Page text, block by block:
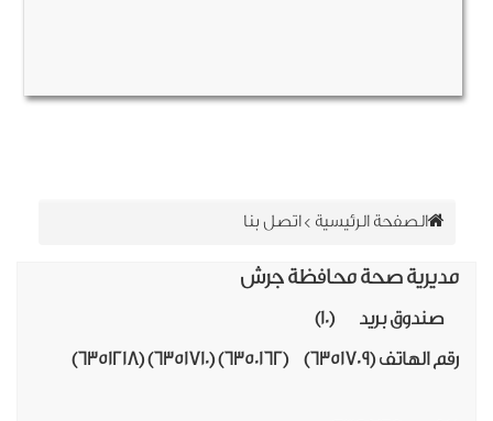
الصفحة الرئيسية>اتصل بنا
صحة محافظة جرش
بريد (10)
(6351709) (6350162) (
6351710
) (
6351218
)